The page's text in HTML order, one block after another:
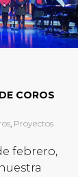
COROS
, Proyectos
febrero,